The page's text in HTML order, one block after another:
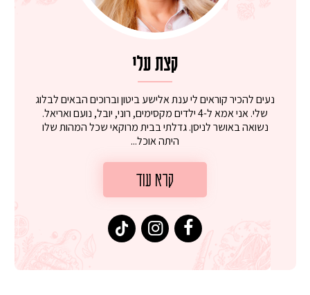
קצת עלי
נעים להכיר קוראים לי ענת אלישע ביטון וברוכים הבאים לבלוג
שלי. אני אמא ל-4 ילדים מקסימים, רוני, יובל, נועם ואריאל.
נשואה באושר לניסן. גדלתי בבית מרוקאי שכל המהות שלו
היתה אוכל...
קרא עוד